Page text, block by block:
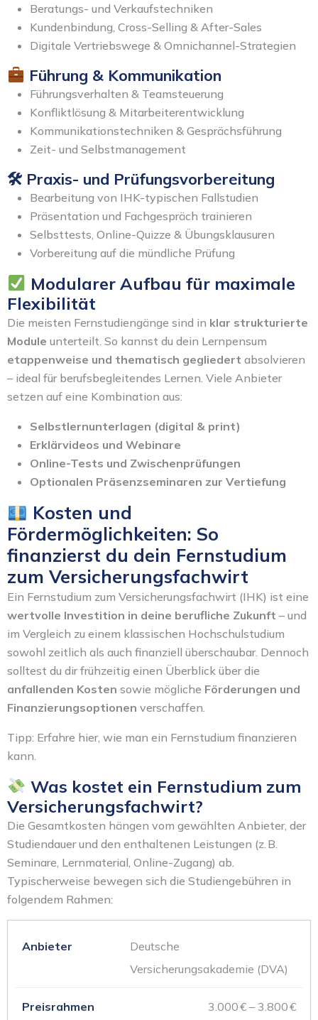
Beratungs- und Verkaufstechniken
Kundenbindung, Cross-Selling & After-Sales
Digitale Vertriebswege & Omnichannel-Strategien
Führung & Kommunikation
Führungsverhalten & Teamsteuerung
Konfliktlösung & Mitarbeiterentwicklung
Kommunikationstechniken & Gesprächsführung
Zeit- und Selbstmanagement
🛠 Praxis- und Prüfungsvorbereitung
Bearbeitung von IHK-typischen Fallstudien
Präsentation und Fachgespräch trainieren
Selbsttests, Online-Quizze & Übungsklausuren
Vorbereitung auf die mündliche Prüfung
Modularer Aufbau für maximale
Flexibilität
Die meisten Fernstudiengänge sind in klar strukturierte
Module unterteilt. So kannst du dein Lernpensum
etappenweise und thematisch gegliedert absolvieren
– ideal für berufsbegleitendes Lernen. Viele Anbieter
setzen auf eine Kombination aus:
Selbstlernunterlagen (digital & print)
Erklärvideos und Webinare
Online-Tests und Zwischenprüfungen
Optionalen Präsenzseminaren zur Vertiefung
Kosten und
Fördermöglichkeiten: So
finanzierst du dein Fernstudium
zum Versicherungsfachwirt
Ein Fernstudium zum Versicherungsfachwirt (IHK) ist eine
wertvolle Investition in deine berufliche Zukunft – und
im Vergleich zu einem klassischen Hochschulstudium
sowohl zeitlich als auch finanziell überschaubar. Dennoch
solltest du dir frühzeitig einen Überblick über die
anfallenden Kosten sowie mögliche Förderungen und
Finanzierungsoptionen verschaffen.
Tipp: Erfahre hier, wie man ein Fernstudium finanzieren
kann.
Was kostet ein Fernstudium zum
Versicherungsfachwirt?
Die Gesamtkosten hängen vom gewählten Anbieter, der
Studiendauer und den enthaltenen Leistungen (z. B.
Seminare, Lernmaterial, Online-Zugang) ab.
Typischerweise bewegen sich die Studiengebühren in
folgendem Rahmen:
Deutsche
Versicherungsakademie (DVA)
3.000 € – 3.800 €